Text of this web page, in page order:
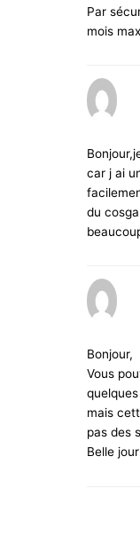
Par
mois
car j ai
du
Bonjour,
Vous
mais
pas des
Belle